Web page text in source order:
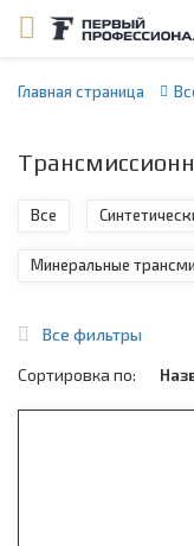
Главная страница
Все
Минеральные
Все фильтры
Сортировка по: